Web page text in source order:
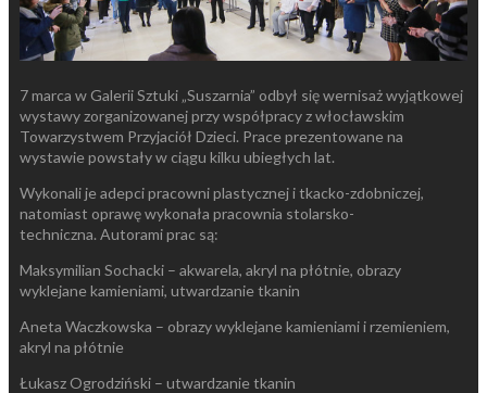
7 marca w Galerii Sztuki „Suszarnia” odbył się wernisaż wyjątkowej
wystawy zorganizowanej przy współpracy z włocławskim
Towarzystwem Przyjaciół Dzieci. Prace prezentowane na
wystawie powstały w ciągu kilku ubiegłych lat.
Wykonali je adepci pracowni plastycznej i tkacko-zdobniczej,
natomiast oprawę wykonała pracownia stolarsko-
techniczna. Autorami prac są:
Maksymilian Sochacki – akwarela, akryl na płótnie, obrazy
wyklejane kamieniami, utwardzanie tkanin
Aneta Waczkowska – obrazy wyklejane kamieniami i rzemieniem,
akryl na płótnie
Łukasz Ogrodziński – utwardzanie tkanin